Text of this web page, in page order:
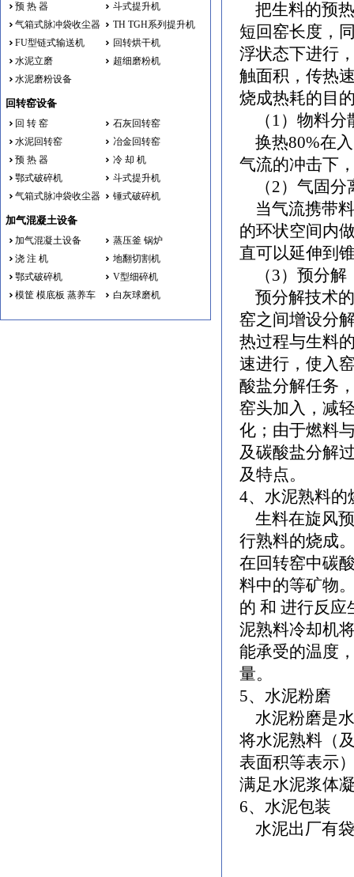
把生料的预
短回窑长度，
浮状态下进行
触面积，传热
烧成热耗的目
（1）物料
换热80%在入
气流的冲击下
（2）气固
当气流携带
的环状空间内
直可以延伸到
（3）预分解
预分解技术
窑之间增设分
热过程与生料
速进行，使入
酸盐分解任务
窑头加入，减
化；由于燃料
及碳酸盐分解
及特点。
4、水泥熟料
生料在旋风
行熟料的烧成
在回转窑中碳
料中的等矿物
的 和 进行反应
泥熟料冷却机
能承受的温度
量。
5、水泥粉磨
水泥粉磨是
将水泥熟料（
表面积等表示
满足水泥浆体
6、水泥包装
水泥出厂有
预 热 器
斗式提升机
气箱式脉冲袋收尘器
TH TGH系列提升机
FU型链式输送机
回转烘干机
水泥立磨
超细磨粉机
水泥磨粉设备
回转窑设备
回 转 窑
石灰回转窑
水泥回转窑
冶金回转窑
预 热 器
冷 却 机
鄂式破碎机
斗式提升机
气箱式脉冲袋收尘器
锤式破碎机
加气混凝土设备
加气混凝土设备
蒸压釜 锅炉
浇 注 机
地翻切割机
鄂式破碎机
V型细碎机
模筐 模底板 蒸养车
白灰球磨机